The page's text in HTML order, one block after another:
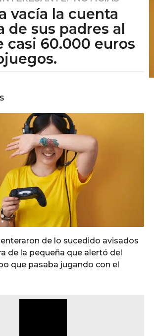
vacía la cuenta
de sus padres al
casi 60.000 euros
de lo sucedido avisados
de la pequeña que alertó del
que pasaba jugando con el